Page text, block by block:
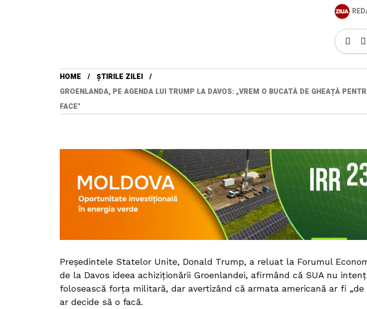
HOME
ȘTIRILE ZILEI
GROENLANDA, PE AGENDA LUI TRUMP LA DAVOS: „VREM O BUCATĂ DE GHEAȚĂ
FACE”
Președintele Statelor Unite, Donald Trump, a reluat la Forumul
de la Davos ideea achiziționării Groenlandei, afirmând că SUA nu
folosească forța militară, dar avertizând că armata americană ar fi „de
ar decide să o facă.